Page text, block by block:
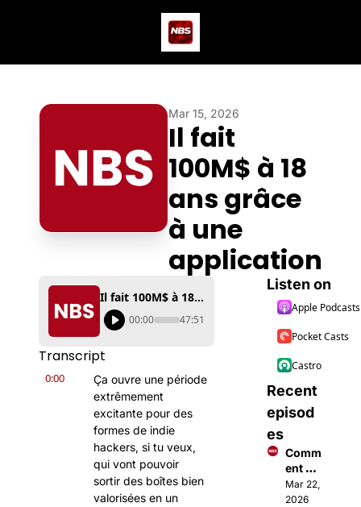
Mar 15, 2026
Il fait
100M$ à 18
ans grâce
à une
application
Il fait 100M$ à 18 ans grâce à une application
00:00 47:51
Transcript
0:00
Ça ouvre une période
extrêmement
excitante pour des
formes de indie
hackers, si tu veux,
qui vont pouvoir
sortir des boîtes bien
valorisées en un
Listen on
Apple Podcasts
Pocket Casts
Castro
Recent
episod
es
Comm
ent
faire
des €
Mar 22,
2026